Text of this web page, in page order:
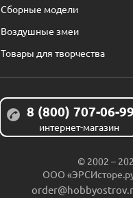
Сборные модели
Воздушные змеи
Товары для творчества
8 (800) 707-06-
интернет-магазин
© 2002 –
ООО